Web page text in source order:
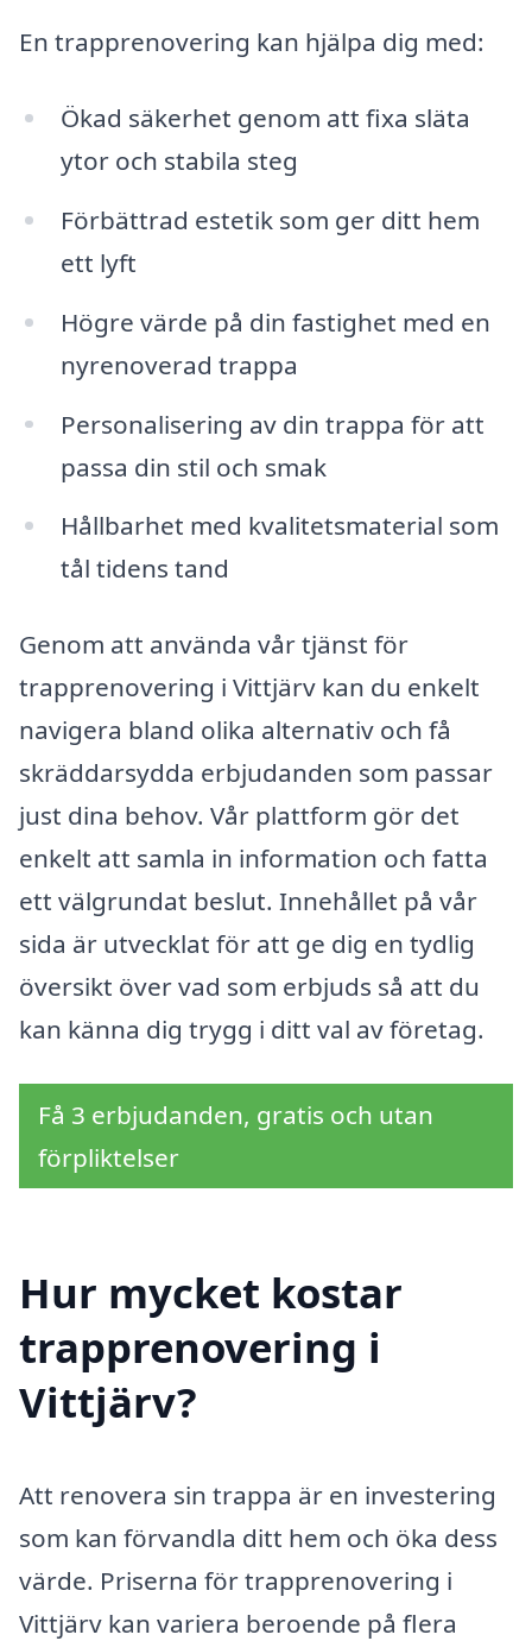
En trapprenovering kan hjälpa dig med:
Ökad säkerhet genom att fixa släta
ytor och stabila steg
Förbättrad estetik som ger ditt hem
ett lyft
Högre värde på din fastighet med en
nyrenoverad trappa
Personalisering av din trappa för att
passa din stil och smak
Hållbarhet med kvalitetsmaterial som
tål tidens tand
Genom att använda vår tjänst för
trapprenovering i Vittjärv kan du enkelt
navigera bland olika alternativ och få
skräddarsydda erbjudanden som passar
just dina behov. Vår plattform gör det
enkelt att samla in information och fatta
ett välgrundat beslut. Innehållet på vår
sida är utvecklat för att ge dig en tydlig
översikt över vad som erbjuds så att du
kan känna dig trygg i ditt val av företag.
Få 3 erbjudanden, gratis och utan
förpliktelser
Hur mycket kostar
trapprenovering i
Vittjärv?
Att renovera sin trappa är en investering
som kan förvandla ditt hem och öka dess
värde. Priserna för trapprenovering i
Vittjärv kan variera beroende på flera